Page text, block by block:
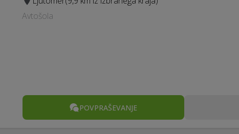
Avtošola
POVPRAŠEVANJE